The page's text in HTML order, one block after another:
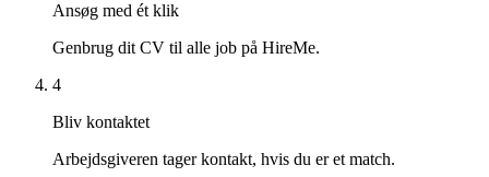
Ansøg med ét klik
Genbrug dit CV til alle job på HireMe.
4
Bliv kontaktet
Arbejdsgiveren tager kontakt, hvis du er et match.